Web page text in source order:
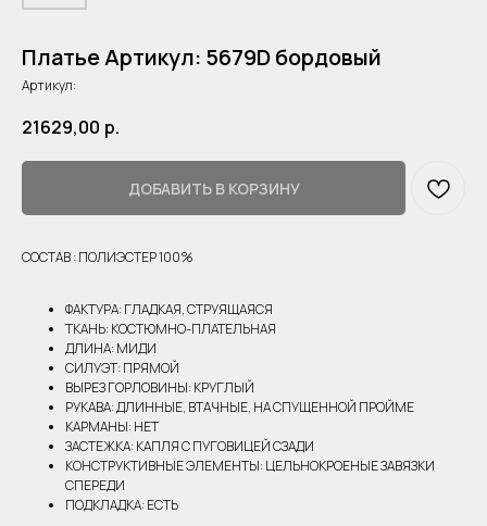
Платье Артикул: 5679D бордовый
Артикул:
21629,00 р.
ДОБАВИТЬ В КОРЗИНУ
СОСТАВ : ПОЛИЭСТЕР 100%
ФАКТУРА: ГЛАДКАЯ, СТРУЯЩАЯСЯ
ТКАНЬ: КОСТЮМНО-ПЛАТЕЛЬНАЯ
ДЛИНА: МИДИ
СИЛУЭТ: ПРЯМОЙ
ВЫРЕЗ ГОРЛОВИНЫ: КРУГЛЫЙ
РУКАВА: ДЛИННЫЕ, ВТАЧНЫЕ, НА СПУЩЕННОЙ ПРОЙМЕ
КАРМАНЫ: НЕТ
ЗАСТЕЖКА: КАПЛЯ С ПУГОВИЦЕЙ СЗАДИ
КОНСТРУКТИВНЫЕ ЭЛЕМЕНТЫ: ЦЕЛЬНОКРОЕНЫЕ ЗАВЯЗКИ
СПЕРЕДИ
ПОДКЛАДКА: ЕСТЬ